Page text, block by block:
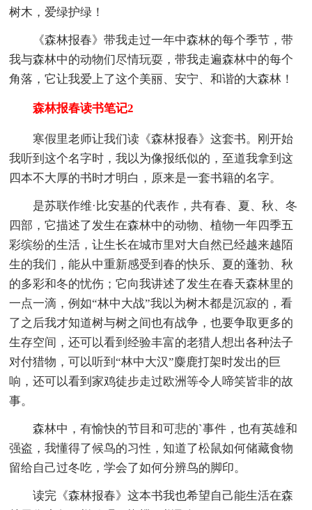
树木，爱绿护绿！
《森林报春》带我走过一年中森林的每个季节，带
我与森林中的动物们尽情玩耍，带我走遍森林中的每个
角落，它让我爱上了这个美丽、安宁、和谐的大森林！
森林报春读书笔记2
寒假里老师让我们读《森林报春》这套书。刚开始
我听到这个名字时，我以为像报纸似的，至道我拿到这
四本不大厚的书时才明白，原来是一套书籍的名字。
是苏联作维·比安基的代表作，共有春、夏、秋、冬
四部，它描述了发生在森林中的动物、植物一年四季五
彩缤纷的生活，让生长在城市里对大自然已经越来越陌
生的我们，能从中重新感受到春的快乐、夏的蓬勃、秋
的多彩和冬的忧伤；它向我讲述了发生在春天森林里的
一点一滴，例如“林中大战”我以为树木都是沉寂的，看
了之后我才知道树与树之间也有战争，也要争取更多的
生存空间，还可以看到经验丰富的老猎人想出各种法子
对付猎物，可以听到“林中大汉”麋鹿打架时发出的巨
响，还可以看到家鸡徒步走过欧洲等令人啼笑皆非的故
事。
森林中，有愉快的节目和可悲的`事件，也有英雄和
强盗，我懂得了候鸟的习性，知道了松鼠如何储藏食物
留给自己过冬吃，学会了如何分辨鸟的脚印。
读完《森林报春》这本书我也希望自己能生活在森